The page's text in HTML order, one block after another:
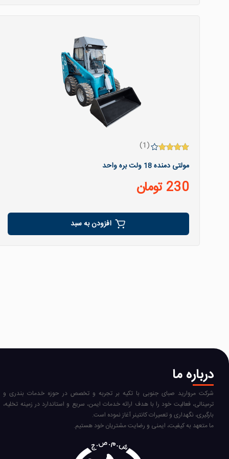
4.00 از 5
(1)
مولتی دمنده 18 ولت بره واحد
230 تومان
افزودن به سبد
درباره ما
شرکت مروارید صبای جنوبی با تکیه بر تجربه و تخصص در حوزه خدمات بندری و
ترمینالی، فعالیت خود را با هدف ارائه خدمات ایمن، سریع و استاندارد در زمینه تخلیه،
بارگیری، نگهداری و تعمیرات کانتینر آغاز نموده است.
ما متعهد به کیفیت، ایمنی و رضایت مشتریان خود هستیم.